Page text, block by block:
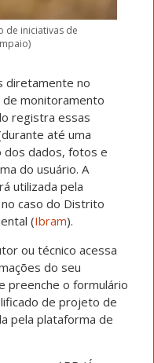
de iniciativas de
diretamente no
de monitoramento
registra essas
até uma
dos dados, fotos e
do usuário. A
utilizada pela
caso do Distrito
(Ibram).
ou técnico acessa
do seu
preenche o formulário
de projeto de
pela plataforma de